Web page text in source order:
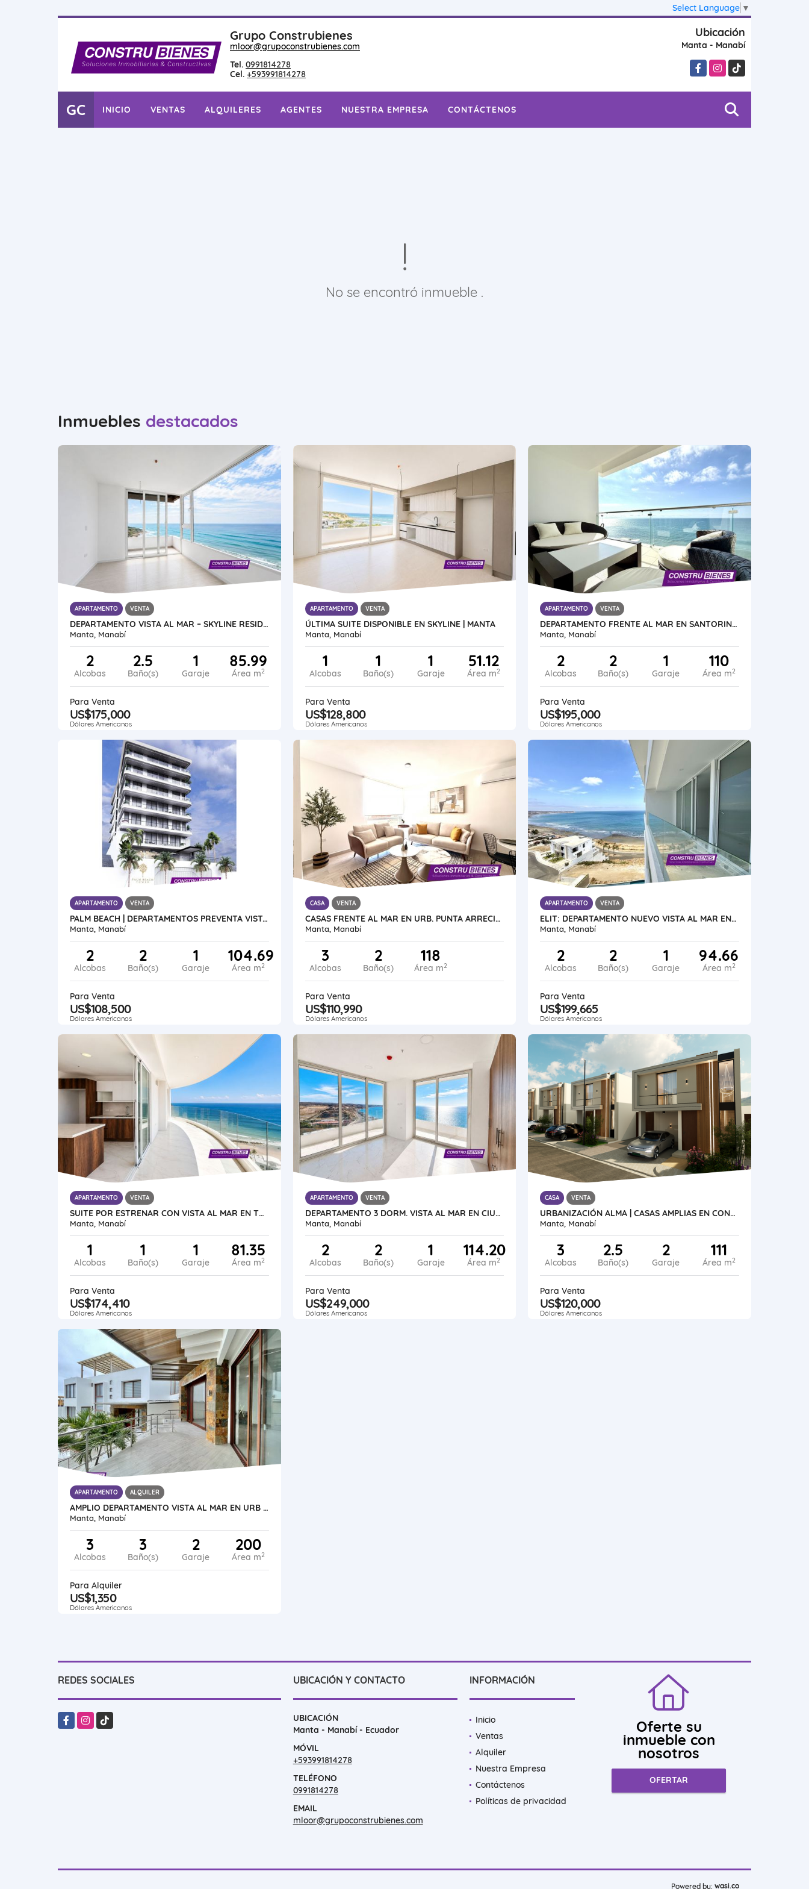
Select Language ▼
Grupo Construbienes
mloor@grupoconstrubienes.com
Tel. 0991814278
Cel. +593991814278
Ubicación
Manta - Manabí
FacebookInstagram
TikTok
GC INICIO VENTAS ALQUILERES AGENTES NUESTRA EMPRESA CONTÁCTENOS
No se encontró inmueble .
Inmuebles destacados
APARTAMENTO VENTA
DEPARTAMENTO VISTA AL MAR – SKYLINE RESIDENCES | BARBASQUILLO, MANTA
Manta, Manabí
2
Alcobas
2.5
Baño(s)
1
Garaje
85.99
Área m2
Para Venta
US$175,000
Dólares Americanos
APARTAMENTO VENTA
ÚLTIMA SUITE DISPONIBLE EN SKYLINE | MANTA
Manta, Manabí
1
Alcobas
1
Baño(s)
1
Garaje
51.12
Área m2
Para Venta
US$128,800
Dólares Americanos
APARTAMENTO VENTA
DEPARTAMENTO FRENTE AL MAR EN SANTORINI, CERCA HOTEL ORO VERDE, MANTA
Manta, Manabí
2
Alcobas
2
Baño(s)
1
Garaje
110
Área m2
Para Venta
US$195,000
Dólares Americanos
APARTAMENTO VENTA
PALM BEACH | DEPARTAMENTOS PREVENTA VISTA AL MAR BARBASQUILLO MANTA
Manta, Manabí
2
Alcobas
2
Baño(s)
1
Garaje
104.69
Área m2
Para Venta
US$108,500
Dólares Americanos
CASA VENTA
CASAS FRENTE AL MAR EN URB. PUNTA ARRECIFE - MANTA JARAMIJO
Manta, Manabí
3
Alcobas
2
Baño(s)
118
Área m2
Para Venta
US$110,990
Dólares Americanos
APARTAMENTO VENTA
ELIT: DEPARTAMENTO NUEVO VISTA AL MAR EN URBANIZACIÓN CIUDAD DEL MAR
Manta, Manabí
2
Alcobas
2
Baño(s)
1
Garaje
94.66
Área m2
Para Venta
US$199,665
Dólares Americanos
APARTAMENTO VENTA
SUITE POR ESTRENAR CON VISTA AL MAR EN TORRES ELIT, CIUDAD DEL MAR
Manta, Manabí
1
Alcobas
1
Baño(s)
1
Garaje
81.35
Área m2
Para Venta
US$174,410
Dólares Americanos
APARTAMENTO VENTA
DEPARTAMENTO 3 DORM. VISTA AL MAR EN CIUDAD DEL MAR, MANTA
Manta, Manabí
2
Alcobas
2
Baño(s)
1
Garaje
114.20
Área m2
Para Venta
US$249,000
Dólares Americanos
CASA VENTA
URBANIZACIÓN ALMA | CASAS AMPLIAS EN CONSTRUCCIÓN AL SUR DE MANTA
Manta, Manabí
3
Alcobas
2.5
Baño(s)
2
Garaje
111
Área m2
Para Venta
US$120,000
Dólares Americanos
APARTAMENTO ALQUILER
AMPLIO DEPARTAMENTO VISTA AL MAR EN URB CIUDAD DEL MAR, MANTA
Manta, Manabí
3
Alcobas
3
Baño(s)
2
Garaje
200
Área m2
Para Alquiler
US$1,350
Dólares Americanos
REDES SOCIALES
FacebookInstagram
TikTok
UBICACIÓN Y CONTACTO
UBICACIÓN
Manta - Manabí - Ecuador
MÓVIL
+593991814278
TELÉFONO
0991814278
EMAIL
mloor@grupoconstrubienes.com
INFORMACIÓN
Inicio
Ventas
Alquiler
Nuestra Empresa
Contáctenos
Políticas de privacidad
Oferte su
inmueble con
nosotros
OFERTAR
Powered by: wasi.co